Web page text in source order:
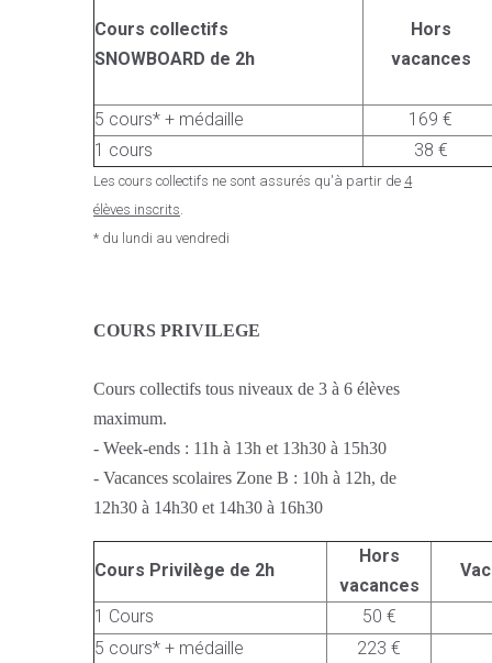
Cours collectifs
SNOWBOARD de 2h
Hors
vacances
5 cours* + médaille
169 €
1 cours
38 €
Les cours collectifs ne sont assurés qu'à partir de 4
élèves inscrits.
* du lundi au vendredi
COURS PRIVILEGE
Cours collectifs tous niveaux de 3 à 6 élèves
maximum.
- Week-ends : 11h à 13h et 13h30 à 15h30
- Vacances scolaires Zone B : 10h à 12h, de
12h30 à 14h30 et 14h30 à 16h30
Cours Privilège de 2h
Hors
vacances
1 Cours
50 €
5 cours* + médaille
223 €